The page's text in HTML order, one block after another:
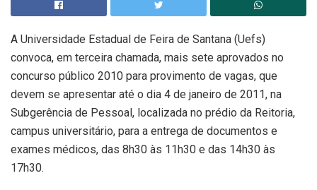
A Universidade Estadual de Feira de Santana (Uefs)
convoca, em terceira chamada, mais sete aprovados no
concurso público 2010 para provimento de vagas, que
devem se apresentar até o dia 4 de janeiro de 2011, na
Subgerência de Pessoal, localizada no prédio da Reitoria,
campus universitário, para a entrega de documentos e
exames médicos, das 8h30 às 11h30 e das 14h30 às
17h30.